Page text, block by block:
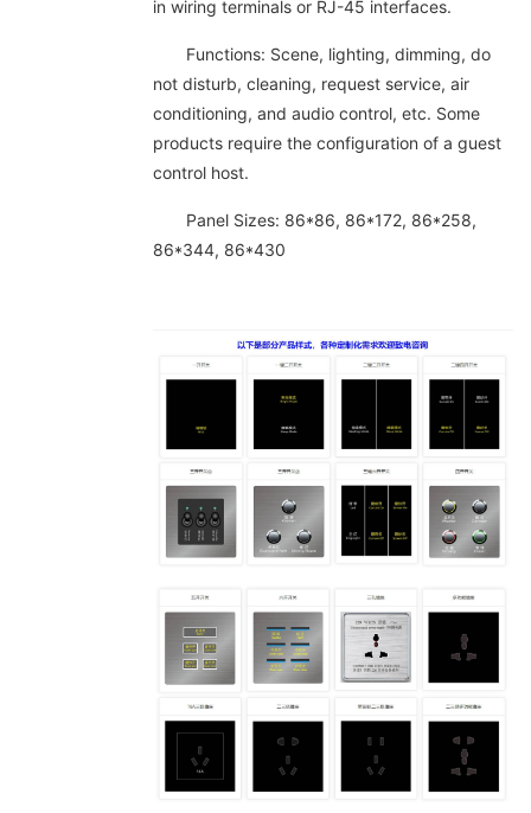
in wiring terminals or RJ-45 interfaces.
Functions: Scene, lighting, dimming, do
not disturb, cleaning, request service, air
conditioning, and audio control, etc. Some
products require the configuration of a guest
control host.
Panel Sizes: 86*86, 86*172, 86*258,
86*344, 86*430